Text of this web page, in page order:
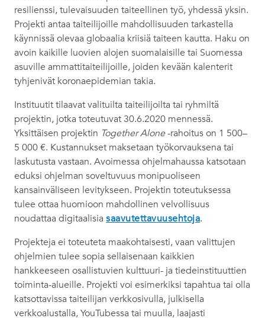
resilienssi, tulevaisuuden taiteellinen työ, yhdessä yksin.
Projekti antaa taiteilijoille mahdollisuuden tarkastella
käynnissä olevaa globaalia kriisiä taiteen kautta. Haku on
avoin kaikille luovien alojen suomalaisille tai Suomessa
asuville ammattitaiteilijoille, joiden kevään kalenterit
tyhjenivät koronaepidemian takia.
Instituutit tilaavat valituilta taiteilijoilta tai ryhmiltä
projektin, jotka toteutuvat 30.6.2020 mennessä.
Yksittäisen projektin Together Alone-rahoitus on 1 500–
5 000 €. Kustannukset maksetaan työkorvauksena tai
laskutusta vastaan. Avoimessa ohjelmahaussa katsotaan
eduksi ohjelman soveltuvuus monipuoliseen
kansainväliseen levitykseen. Projektin toteutuksessa
tulee ottaa huomioon mahdollinen velvollisuus
noudattaa digitaalisia saavutettavuusehtoja.
Projekteja ei toteuteta maakohtaisesti, vaan valittujen
ohjelmien tulee sopia sellaisenaan kaikkien
hankkeeseen osallistuvien kulttuuri- ja tiedeinstituuttien
toiminta-alueille. Projekti voi esimerkiksi tapahtua tai olla
katsottavissa taiteilijan verkkosivulla, julkisella
verkkoalustalla, YouTubessa tai muulla, laajasti